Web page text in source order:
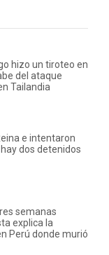
hizo un tiroteo en
del ataque
Tailandia
e intentaron
dos detenidos
semanas
explica la
Perú donde murió